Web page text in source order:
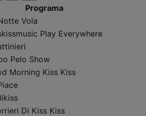
Programa
Vola
Play Everywhere
Pelo Show
Morning Kiss Kiss
Di Kiss Kiss